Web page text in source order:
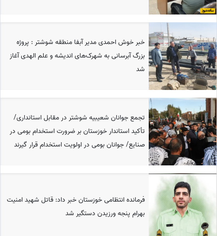
خبر خوش احمدی مدیر آبفا منطقه شوشتر : پروژه
بزرگ آبرسانی به شهرک‌های اندیشه و علم الهدی آغاز
شد
تجمع جوانان شعیبیه شوشتر در مقابل استانداری/
تأکید استاندار خوزستان بر ضرورت استخدام بومی در
صنایع/ جوانان بومی در اولویت استخدام قرار گیرند
فرمانده انتظامی خوزستان خبر داد: قاتل شهید امنیت
بهرام پنجه ورزیدن دستگیر شد